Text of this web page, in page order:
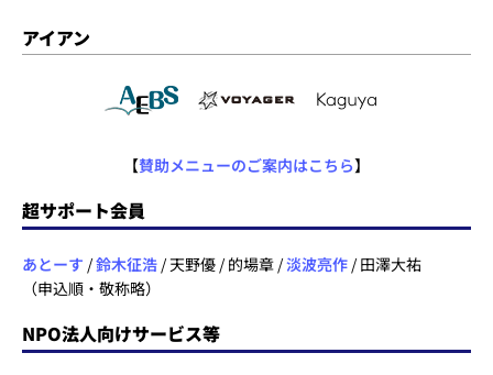
アイアン
【賛助メニューのご案内はこちら】
超サポート会員
あとーす /鈴木征浩 / 天野優 / 的場章 /淡波亮作 / 田澤大祐
（申込順・敬称略）
NPO法人向けサービス等